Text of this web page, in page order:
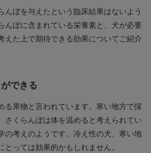
んぼを与えたという臨床結果はないよう
んぼに含まれている栄養素と、犬が必要
えた上で期待できる効果についてご紹介
できる
る果物と言われています。寒い地方で採
さくらんぼは体を温めると考えられてい
の考えのようです。冷え性の犬、寒い地
っては効果的かもしれません。